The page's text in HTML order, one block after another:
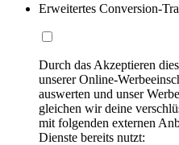
Erweitertes Conversion-
Durch das Akzeptieren
unserer Online-
auswerten und unser
gleichen wir deine
mit folgenden externen
Dienste bereits nutzt: